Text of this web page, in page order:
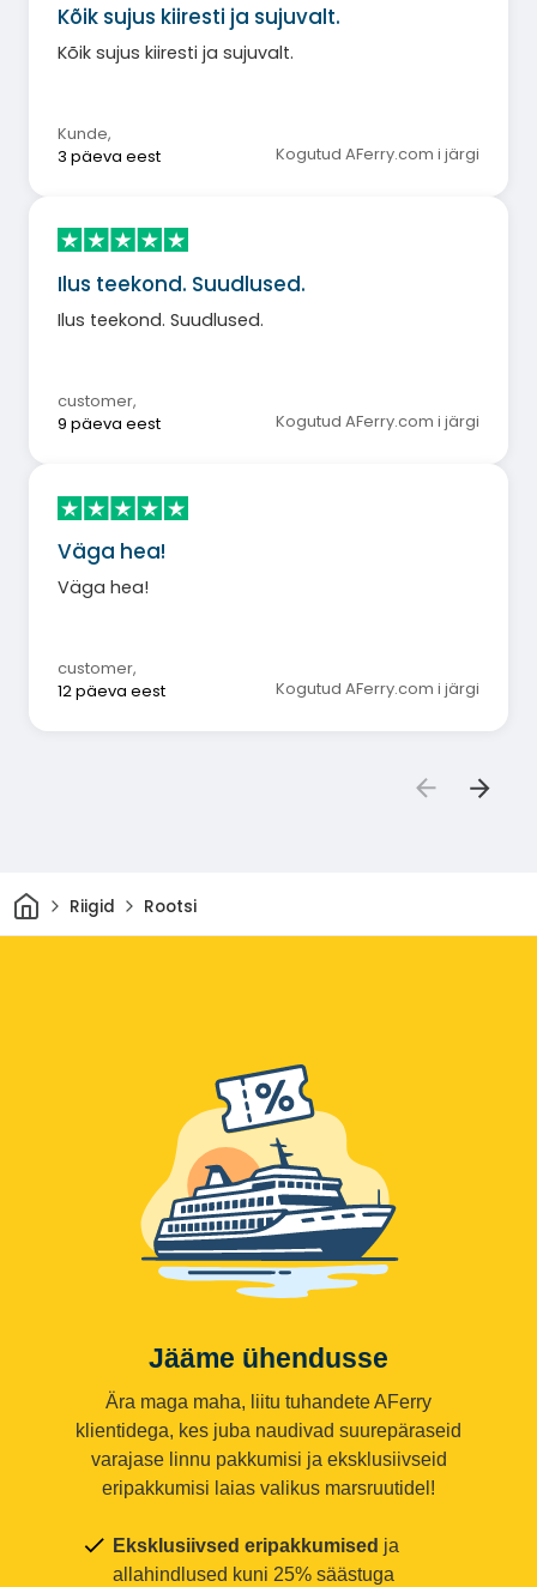
Kõik sujus kiiresti ja sujuvalt.
Kõik sujus kiiresti ja sujuvalt.
Kunde,
3 päeva eest
Kogutud AFerry.com i järgi
Ilus teekond. Suudlused.
Ilus teekond. Suudlused.
customer,
9 päeva eest
Kogutud AFerry.com i järgi
Väga hea!
Väga hea!
customer,
12 päeva eest
Kogutud AFerry.com i järgi
Avaleht
Riigid Rootsi
Jääme ühendusse
Ära maga maha, liitu tuhandete AFerry
klientidega, kes juba naudivad suurepäraseid
varajase linnu pakkumisi ja eksklusiivseid
eripakkumisi laias valikus marsruutidel!
Eksklusiivsed eripakkumised ja
allahindlused kuni 25% säästuga